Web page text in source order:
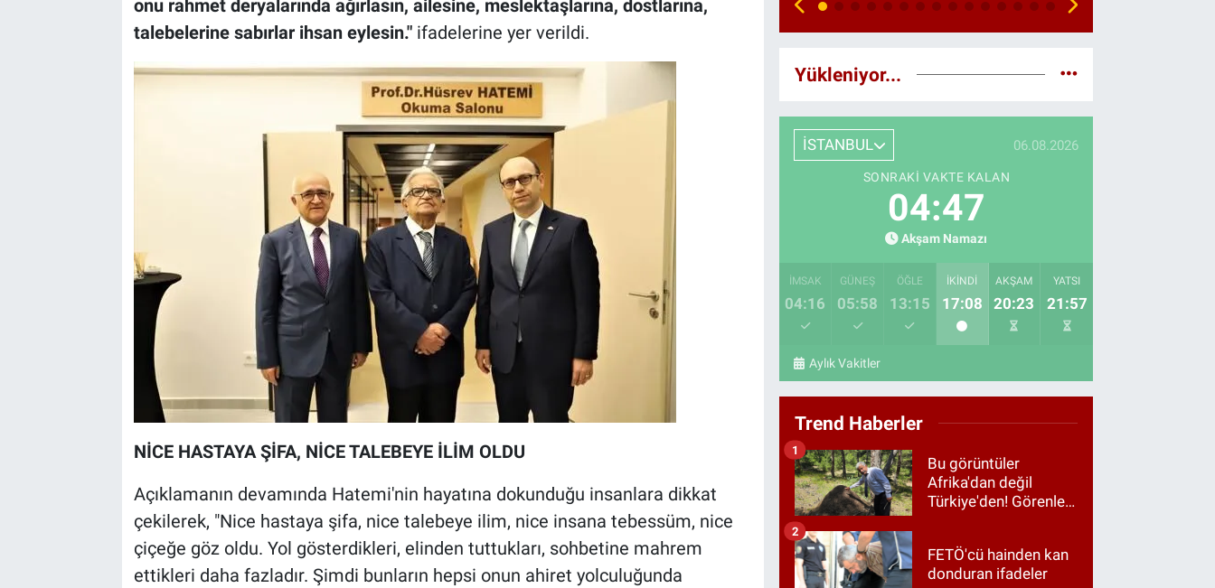
onu rahmet deryalarında ağırlasın, ailesine, meslektaşlarına, dostlarına,
talebelerine sabırlar ihsan eylesin."ifadelerine yer verildi.
NİCE HASTAYA ŞİFA, NİCE TALEBEYE İLİM OLDU
Açıklamanın devamında Hatemi'nin hayatına dokunduğu insanlara dikkat
çekilerek, "Nice hastaya şifa, nice talebeye ilim, nice insana tebessüm, nice
çiçeğe göz oldu. Yol gösterdikleri, elinden tuttukları, sohbetine mahrem
ettikleri daha fazladır. Şimdi bunların hepsi onun ahiret yolculuğunda
Yükleniyor...
İSTANBUL 06.08.2026
SONRAKI VAKTE KALAN
04:46
Akşam Namazı
İMSAK
04:16
GÜNEŞ
05:58
ÖĞLE
13:15
İKINDI
17:08
AKŞAM
20:23
YATSI
21:57
Aylık Vakitler
Trend Haberler
Bu görüntüler
Afrika'dan değil
Türkiye'den! Görenler
1
FETÖ'cü hainden kan
donduran ifadeler
2